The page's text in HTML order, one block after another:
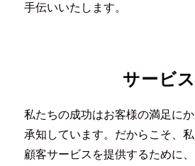
手伝いいたします。
サービス
私たちの成功はお客様の満足に
承知しています。だからこそ、
顧客サービスを提供するために